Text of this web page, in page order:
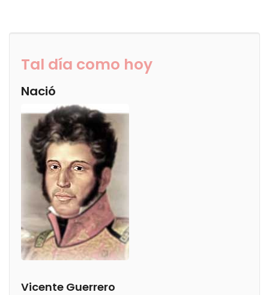
Tal día como hoy
Nació
Vicente Guerrero